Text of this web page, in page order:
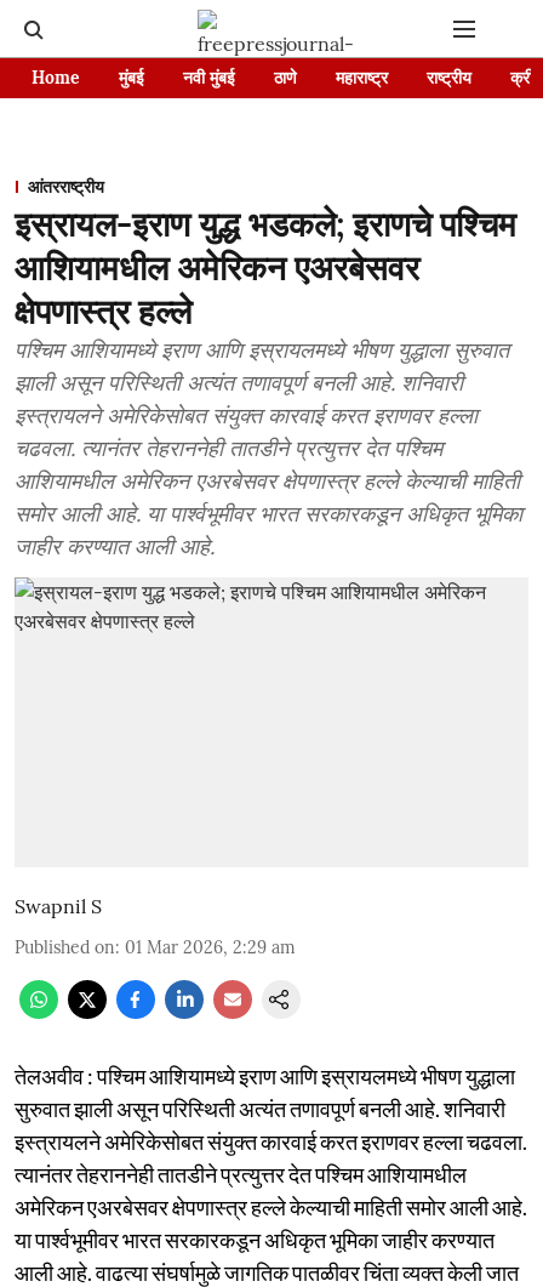
Home मुंबई नवी मुंबई ठाणे महाराष्ट्र राष्ट्रीय
आंतरराष्ट्रीय
इस्रायल-इराण युद्ध भडकले; इराणचे पश्चिम
आशियामधील अमेरिकन एअरबेसवर
क्षेपणास्त्र हल्ले
पश्चिम आशियामध्ये इराण आणि इस्रायलमध्ये भीषण युद्धाला सुरुवात
झाली असून परिस्थिती अत्यंत तणावपूर्ण बनली आहे. शनिवारी
इस्त्रायलने अमेरिकेसोबत संयुक्त कारवाई करत इराणवर हल्ला
चढवला. त्यानंतर तेहराननेही तातडीने प्रत्युत्तर देत पश्चिम
आशियामधील अमेरिकन एअरबेसवर क्षेपणास्त्र हल्ले केल्याची माहिती
समोर आली आहे. या पार्श्वभूमीवर भारत सरकारकडून अधिकृत भूमिका
जाहीर करण्यात आली आहे.
Swapnil S
Published on: 01 Mar 2026, 2:29 am
तेलअवीव : पश्चिम आशियामध्ये इराण आणि इस्रायलमध्ये भीषण युद्धाला
सुरुवात झाली असून परिस्थिती अत्यंत तणावपूर्ण बनली आहे. शनिवारी
इस्त्रायलने अमेरिकेसोबत संयुक्त कारवाई करत इराणवर हल्ला चढवला.
त्यानंतर तेहराननेही तातडीने प्रत्युत्तर देत पश्चिम आशियामधील
अमेरिकन एअरबेसवर क्षेपणास्त्र हल्ले केल्याची माहिती समोर आली आहे.
या पार्श्वभूमीवर भारत सरकारकडून अधिकृत भूमिका जाहीर करण्यात
आली आहे. वाढत्या संघर्षामुळे जागतिक पातळीवर चिंता व्यक्त केली जात